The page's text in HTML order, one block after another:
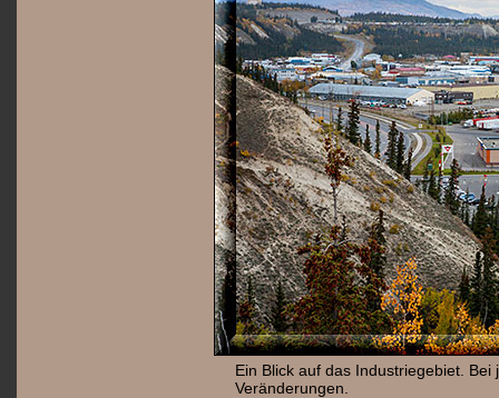
Ein Blick auf das Industriegebiet.
Veränderungen.